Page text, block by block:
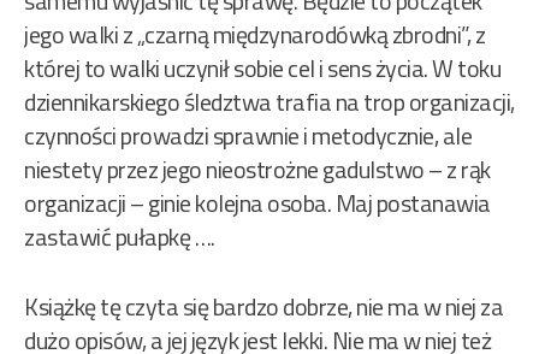
jego walki z „czarną międzynarodówką zbrodni”, z
której to walki uczynił sobie cel i sens życia. W toku
dziennikarskiego śledztwa trafia na trop organizacji,
czynności prowadzi sprawnie i metodycznie, ale
niestety przez jego nieostrożne gadulstwo – z rąk
organizacji – ginie kolejna osoba. Maj postanawia
zastawić pułapkę ….
Książkę tę czyta się bardzo dobrze, nie ma w niej za
dużo opisów, a jej język jest lekki. Nie ma w niej też